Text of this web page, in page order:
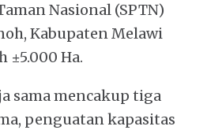
Nasional (SPTN)
Kabupaten Melawi
±5.000 Ha.
sama mencakup tiga
penguatan kapasitas